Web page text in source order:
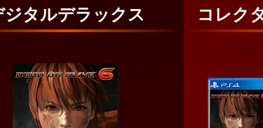
ジタルデラックス コレク